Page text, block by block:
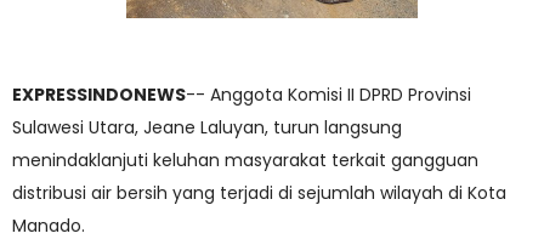
EXPRESSINDONEWS-- Anggota Komisi II DPRD Provinsi
Sulawesi Utara, Jeane Laluyan, turun langsung
menindaklanjuti keluhan masyarakat terkait gangguan
distribusi air bersih yang terjadi di sejumlah wilayah di Kota
Manado.